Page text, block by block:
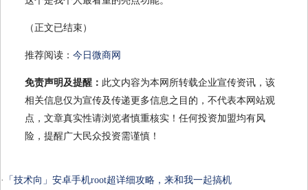
（正文已结束）
推荐阅读： 今日微商网
免责声明及提醒： 此文内容为本网所转载企业宣传资讯，该
相关信息仅为宣传及传递更多信息之目的，不代表本网站观
点，文章真实性请浏览者慎重核实！任何投资加盟均有风
险，提醒广大民众投资需谨慎！
·
「技术向」安卓手机root超详细攻略，来和我一起搞机